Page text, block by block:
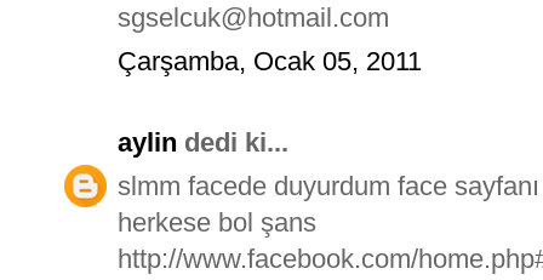
sgselcuk@hotmail.com
Çarşamba, Ocak 05, 2011
aylin dedi ki...
slmm facede duyurdum face
herkese bol şans
http://www.facebook.com/